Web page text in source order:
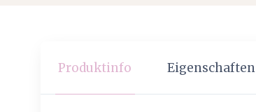
Produktinfo Eigenschaften